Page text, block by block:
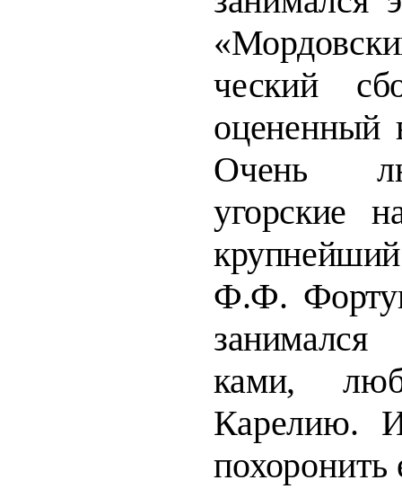
ческий
оцененный
Очень
угорские
Ф.Ф.
ками,
Карелию.
похоронить